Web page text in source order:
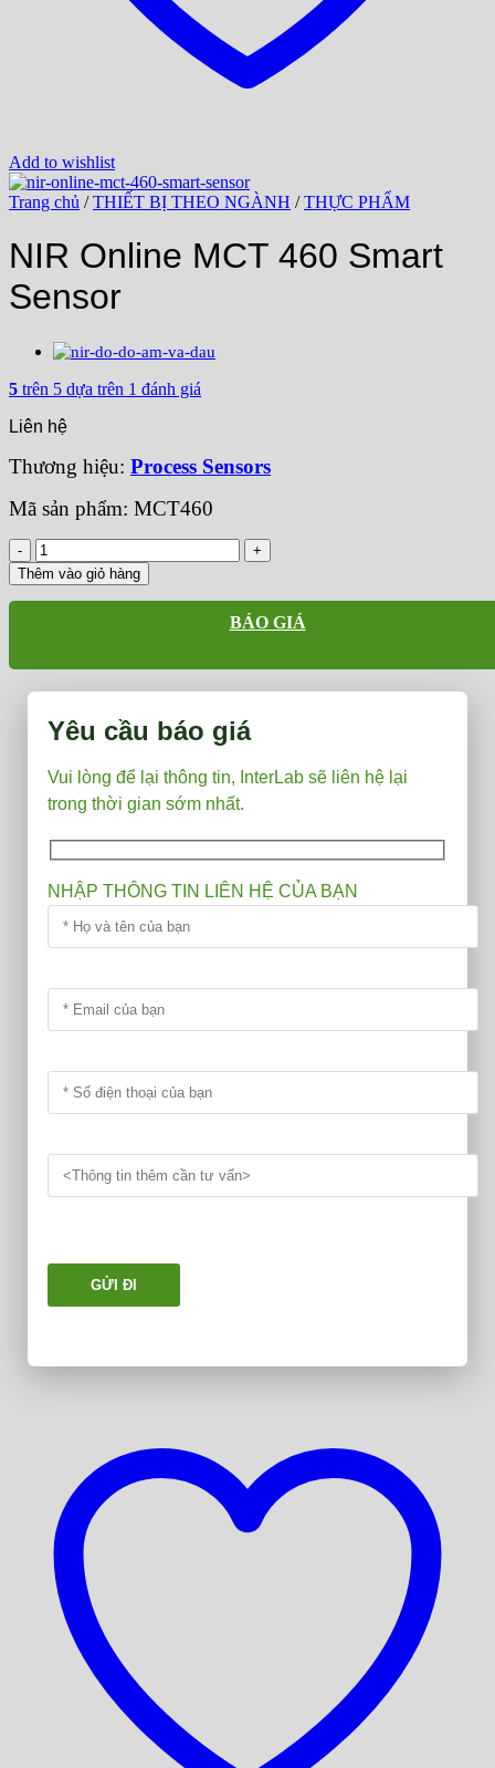
Add to wishlist
Trang chủ / THIẾT BỊ THEO NGÀNH / THỰC PHẨM
NIR Online MCT 460 Smart
Sensor
5 trên 5 dựa trên 1 đánh giá
Liên hệ
Thương hiệu: Process Sensors
Mã sản phẩm: MCT460
NIR
Online
MCT
460
số
Thêm vào giỏ hàng
BÁO GIÁ
Yêu cầu báo giá
Vui lòng để lại thông tin, InterLab sẽ liên hệ lại
trong thời gian sớm nhất.
NHẬP THÔNG TIN LIÊN HỆ CỦA BẠN